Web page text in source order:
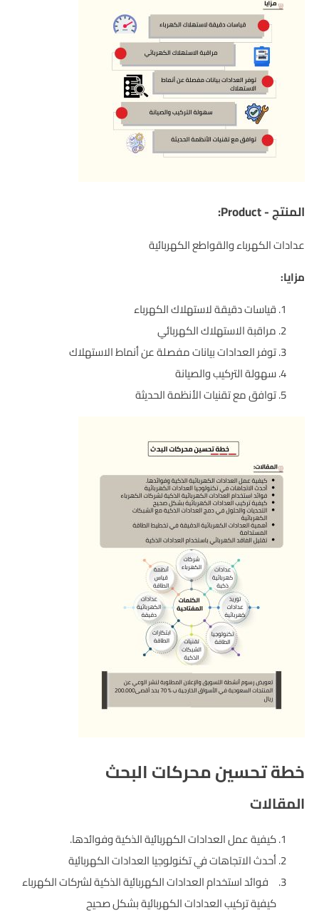
المنتج - Product:
عدادات الكهرباء والقواطع الكهربائية
مزايا:
قياسات دقيقة لاستهلاك الكهرباء
مراقبة الاستهلاك الكهربائي
توفر العدادات بيانات مفصلة عن أنماط الاستهلاك
سهولة التركيب والصيانة
توافق مع تقنيات الأنظمة الحديثة
خطة تحسين محركات البحث
المقالات
كيفية عمل العدادات الكهربائية الذكية وفوائدها.
أحدث الاتجاهات في تكنولوجيا العدادات الكهربائية
فوائد استخدام العدادات الكهربائية الذكية لشركات الكهرباء
كيفية تركيب العدادات الكهربائية بشكل صحيح